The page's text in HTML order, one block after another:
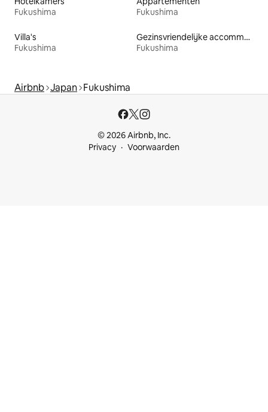
Fukushima
Fukushima
Villa's
Fukushima
Gezinsvriendelijke accommodaties
Fukushima
Airbnb Japan Fukushima
© 2026 Airbnb, Inc.
Privacy
Voorwaarden